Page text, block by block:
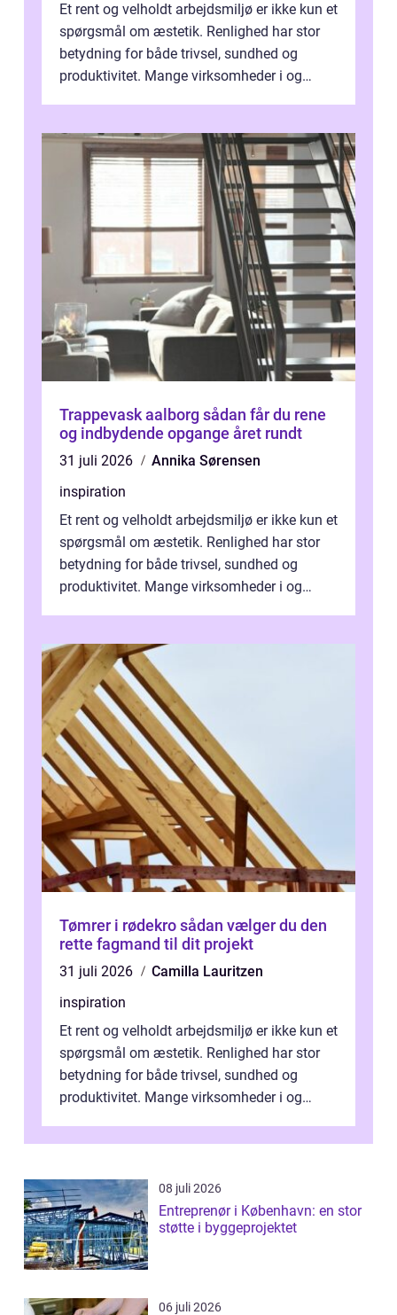
Et rent og velholdt arbejdsmiljø er ikke kun et
spørgsmål om æstetik. Renlighed har stor
betydning for både trivsel, sundhed og
produktivitet. Mange virksomheder i og
Trappevask aalborg sådan får du rene
og indbydende opgange året rundt
31 juli 2026
Annika Sørensen
inspiration
Et rent og velholdt arbejdsmiljø er ikke kun et
spørgsmål om æstetik. Renlighed har stor
betydning for både trivsel, sundhed og
produktivitet. Mange virksomheder i og
Tømrer i rødekro sådan vælger du den
rette fagmand til dit projekt
31 juli 2026
Camilla Lauritzen
inspiration
Et rent og velholdt arbejdsmiljø er ikke kun et
spørgsmål om æstetik. Renlighed har stor
betydning for både trivsel, sundhed og
produktivitet. Mange virksomheder i og
08 juli 2026
Entreprenør i København: en stor
støtte i byggeprojektet
06 juli 2026